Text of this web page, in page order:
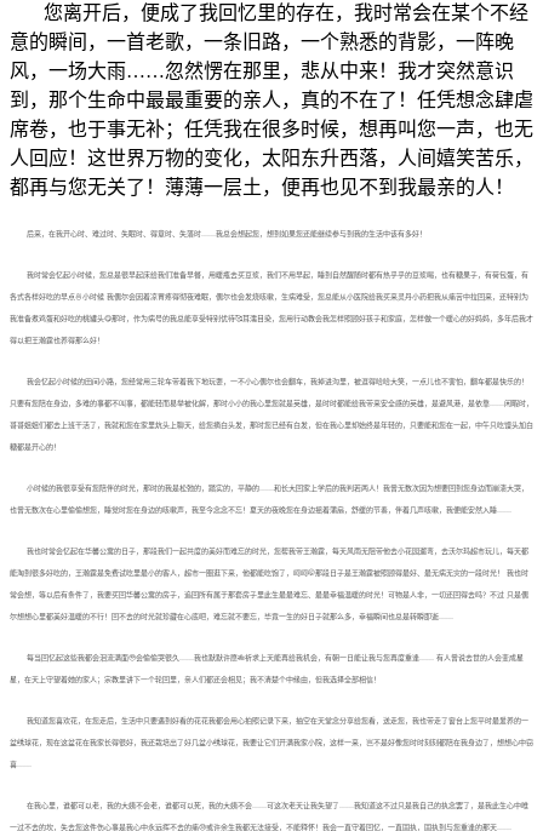
您离开后，便成了我回忆里的存在，我时常会在某个不经
意的瞬间，一首老歌，一条旧路，一个熟悉的背影，一阵晚
风，一场大雨……忽然愣在那里，悲从中来！我才突然意识
到，那个生命中最最重要的亲人，真的不在了！任凭想念肆虐
席卷，也于事无补；任凭我在很多时候，想再叫您一声，也无
人回应！这世界万物的变化，太阳东升西落，人间嬉笑苦乐，
都再与您无关了！薄薄一层土，便再也见不到我最亲的人！
后来，在我开心时、难过时、失眠时、得意时、失落时……我总会想起您，想到如果您还能继续参与到我的生活中该有多好！
我时常会忆起小时候，您总是很早起床给我们准备早餐，用暖瓶去买豆浆，我们不用早起，睡到自然醒随时都有热乎乎的豆浆喝，也有糖果子，有荷包蛋，有
各式各样好吃的早点🍜小时候 我偶尔会因着凉胃疼得彻夜难眠，偶尔也会发烧咳嗽，生病难受，您总能从小医院给我买来灵丹小药把我从痛苦中拉回来，还特别为
我准备煮鸡蛋和好吃的桃罐头😋那时，作为病号的我总能享受特别优待🥰耳濡目染，您用行动教会我怎样照顾好孩子和家庭，怎样做一个暖心的好妈妈，多年后我才
得以把王瀚霆也养得那么好！
我会忆起小时候的田间小路，您经常用三轮车带着我下地玩耍，一不小心偶尔也会翻车，我掉进沟里，被逗得哈哈大笑，一点儿也不害怕，翻车都是快乐的！
只要有您陪在身边，多难的事都不叫事，都能轻而易举被化解，那时小小的我心里您就是英雄，是时时都能给我带来安全感的英雄，是避风港，是依靠……闲暇时，
哥哥姐姐们都去上班干活了，我就和您在家里炕头上聊天，给您摘白头发，那时您已经有白发，但在我心里却始终是年轻的，只要能和您在一起，中午只吃馒头加白
糖都是开心的！
小时候的我很享受有您陪伴的时光，那时的我是松弛的，踏实的，平静的……和长大回家上学后的我判若两人！我曾无数次因为想要回到您身边而崩溃大哭，
也曾无数次在心里偷偷想您，睡觉时您在身边的咳嗽声，我至今念念不忘！夏天的夜晚您在身边摇着蒲扇，舒缓的节奏，伴着几声咳嗽，我便能安然入睡……
我也时常会忆起在华馨公寓的日子，那段我们一起共度的美好而难忘的时光，您帮我带王瀚霆，每天风雨无阻带他去小花园遛弯，去沃尔玛超市玩儿，每天都
能淘到很多好吃的，王瀚霆是免费试吃里最小的客人，超市一圈逛下来，他都能吃饱了，呵呵🤭那段日子是王瀚霆被照顾得最好、最无病无灾的一段时光！ 我也时
常会想，等以后有条件了，我要买回华馨公寓的房子，追回所有属于那套房子里此生最最难忘、最最幸福温暖的时光！可物是人非，一切还回得去吗？不过 只是偶
尔想想心里都美好温暖的不行！回不去的时光就珍藏在心底吧，难忘就不要忘，毕竟一生的好日子就那么多，幸福瞬间也总是转瞬即逝……
每当回忆起这些我都会泪流满面🥹会偷偷哭很久……我也默默许愿🎋祈求上天能再给我机会，有朝一日能让我与您再度重逢…… 有人曾说去世的人会变成星
星，在天上守望着她的家人；宗教里讲下一个轮回里，亲人们都还会相见；我不清楚个中缘由，但我选择全部相信！
我知道您喜欢花，在您走后，生活中只要遇到好看的花花我都会用心拍照记录下来，抽空在天堂念分享给您看，送走您，我也带走了窗台上您平时最爱养的一
盆绣球花，现在这盆花在我家长得很好，我还栽培出了好几盆小绣球花，我要让它们开满我家小院，这样一来，岂不是好像您时时刻刻都陪在我身边了，想想心中窃
喜……
在我心里，谁都可以老，我的大姨不会老，谁都可以死，我的大姨不会……可这次老天让我失望了……我知道这不过只是我自己的执念罢了，是我此生心中唯
一过不去的坎，失去您这件伤心事是我心中永远挥不去的痛😓或许余生我都无法接受，不能释怀！我会一直守着回忆，一直固执，固执到与您重逢的那天……